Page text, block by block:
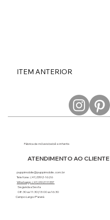
ITEM ANTERIOR
Fábrica de móveis bebê e infantis
puppimobile@puppimobile.com.br
Telefone: (41) 3392-1626
Whatsapp: (41) 992111337
Segunda a Sexta
08:30 as 11:30 | 13:00 as 16:30
Campo Largo/Paraná
ATENDIMENTO AO CLIENTE